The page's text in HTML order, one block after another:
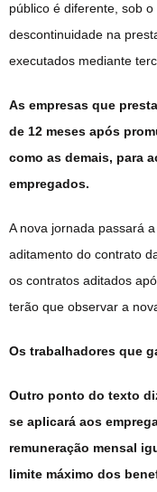
público é diferente, sob
descontinuidade na
executados mediante
As empresas que
de 12 meses após
como as demais, para
empregados.
A nova jornada passará
aditamento do contrato
os contratos aditados
terão que observar a
Os trabalhadores que
Outro ponto do texto
se aplicará aos
remuneração mensal
limite máximo dos